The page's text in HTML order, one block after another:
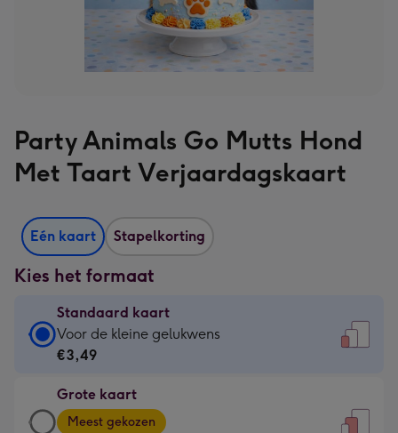
Party Animals Go Mutts Hond
Met Taart Verjaardagskaart
Eén kaart Stapelkorting
Kies het formaat
Standaard kaart
Standaard
kaart
€3,49
-
Voor de kleine gelukwens
€3,49
Grote kaart
Grote
Meest gekozen